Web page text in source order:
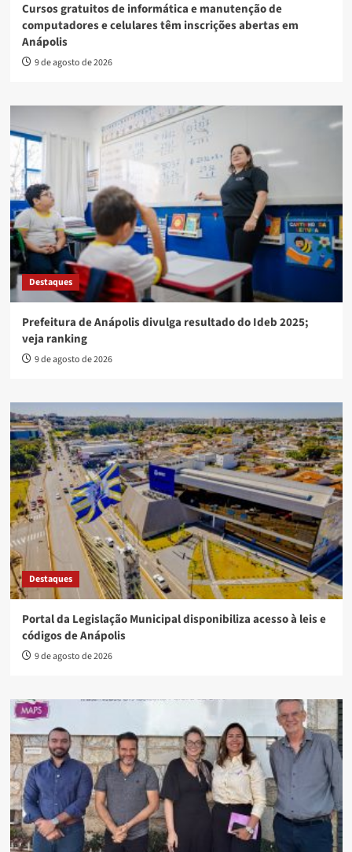
Cursos gratuitos de informática e manutenção de
computadores e celulares têm inscrições abertas em
Anápolis
9 de agosto de 2026
Destaques
Prefeitura de Anápolis divulga resultado do Ideb 2025;
veja ranking
9 de agosto de 2026
Destaques
Portal da Legislação Municipal disponibiliza acesso à leis e
códigos de Anápolis
9 de agosto de 2026